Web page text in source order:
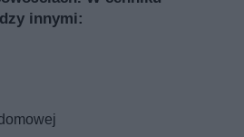
innymi: